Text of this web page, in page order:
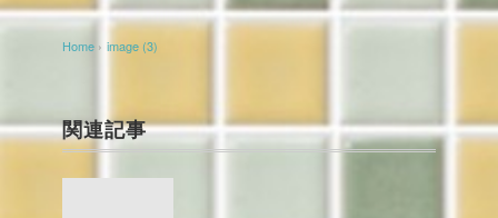
Home › image (3)
関連記事